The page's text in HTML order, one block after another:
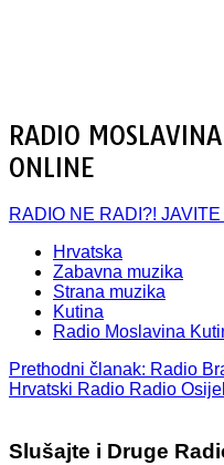
RADIO
ONLINE
RADIO NE RADI?! JAVITE
Hrvatska
Zabavna muzika
Strana muzika
Kutina
Radio Moslavina
Prethodni članak: Radio
Hrvatski Radio Radio
Slušajte i Druge